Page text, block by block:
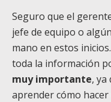
Seguro que el
jefe de equipo o
mano en estos
toda la información
muy importante, ya
aprender cómo